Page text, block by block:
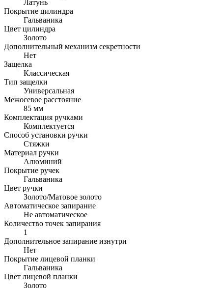
Латунь
Покрытие цилиндра
Гальваника
Цвет цилиндра
Золото
Дополнительный механизм секретности
Нет
Защелка
Классическая
Тип защелки
Универсальная
Межосевое расстояние
85 мм
Комплектация ручками
Комплектуется
Способ установки ручки
Стяжки
Материал ручки
Алюминий
Покрытие ручек
Гальваника
Цвет ручки
Золото/Матовое золото
Автоматическое запирание
Не автоматическое
Количество точек запирания
1
Дополнительное запирание изнутри
Нет
Покрытие лицевой планки
Гальваника
Цвет лицевой планки
Золото